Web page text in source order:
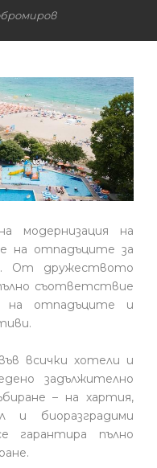
модернизация на
на отпадъците за
От дружеството
съответствие
на отпадъците и
всички хотели и
задължително
– на хартия,
и биоразградими
пълно